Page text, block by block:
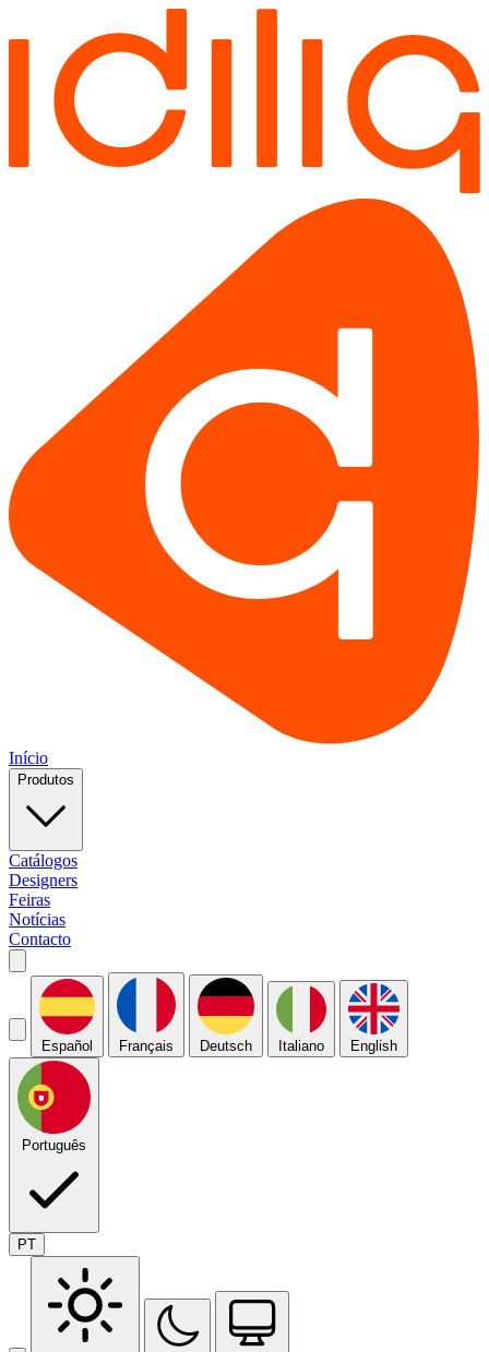
Início
Produtos
Catálogos
Designers
Feiras
Notícias
Contacto
Español Français Deutsch Italiano English
Português
PT